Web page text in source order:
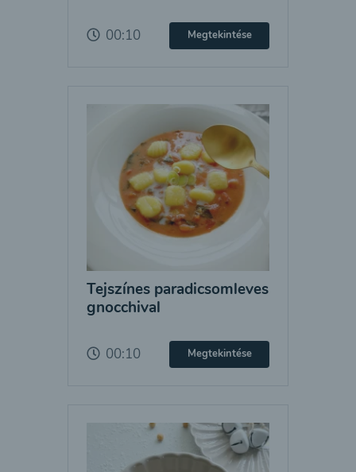
00:10 Megtekintése
Tejszínes paradicsomleves
gnocchival
00:10 Megtekintése